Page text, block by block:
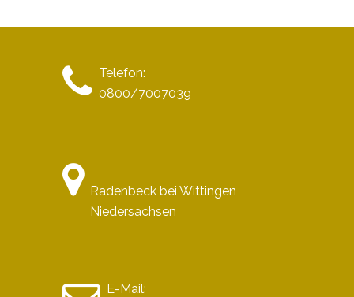
Telefon:
0800/7007039
Radenbeck bei Wittingen
Niedersachsen
E-Mail: